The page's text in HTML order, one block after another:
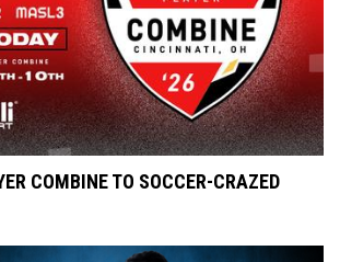
COMBINE TO SOCCER-CRAZED